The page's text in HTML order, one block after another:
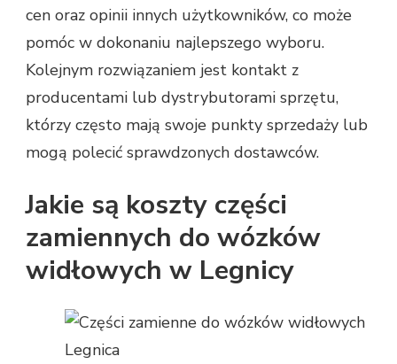
cen oraz opinii innych użytkowników, co może
pomóc w dokonaniu najlepszego wyboru.
Kolejnym rozwiązaniem jest kontakt z
producentami lub dystrybutorami sprzętu,
którzy często mają swoje punkty sprzedaży lub
mogą polecić sprawdzonych dostawców.
Jakie są koszty części
zamiennych do wózków
widłowych w Legnicy